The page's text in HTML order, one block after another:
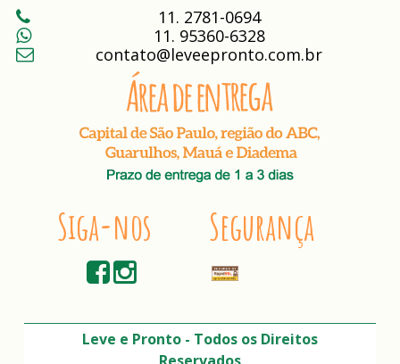
Telefone Celular
11. 2781-0694
11. 95360-6328
contato@leveepronto.com.br
Siga-nos Segurança
Leve e Pronto - Todos os Direitos